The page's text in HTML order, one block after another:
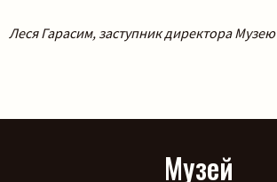
Леся Гарасим, заступник директора Музею
Музей